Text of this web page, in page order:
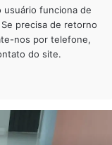
usuário funciona de
precisa de retorno
nos por telefone,
do site.